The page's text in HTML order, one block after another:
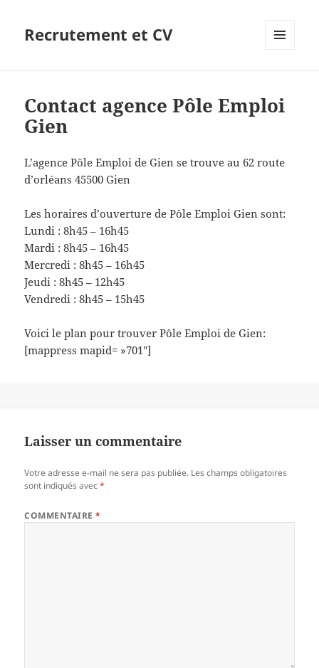
Recrutement et CV
Contact agence Pôle Emploi
Gien
L’agence Pôle Emploi de Gien se trouve au 62 route
d’orléans 45500 Gien
Les horaires d’ouverture de Pôle Emploi Gien sont:
Lundi : 8h45 – 16h45
Mardi : 8h45 – 16h45
Mercredi : 8h45 – 16h45
Jeudi : 8h45 – 12h45
Vendredi : 8h45 – 15h45
Voici le plan pour trouver Pôle Emploi de Gien:
[mappress mapid= »701″]
Laisser un commentaire
Votre adresse e-mail ne sera pas publiée. Les champs obligatoires
sont indiqués avec*
COMMENTAIRE*